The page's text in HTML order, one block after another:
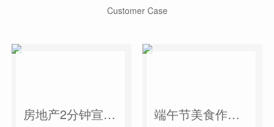
Customer Case
房地产2分钟宣传片 端午节美食作品短视频案例